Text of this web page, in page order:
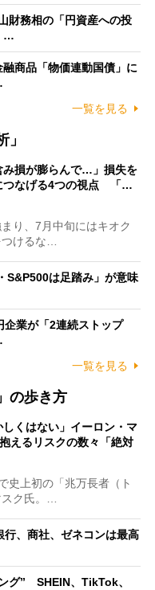
財務相の「円資産への投
…
商品「物価連動国債」に
一覧を見る
み損が膨らんで…」損失を
つなげる4つの視点 「…
り、7月中旬にはキオク
つけるな…
S&P500は足踏み」が意味
企業が「2連続ストップ
一覧を見る
の歩き方
しくはない」イーロン・マ
えるリスクの数々「絶対
史上初の「兆万長者（ト
スク氏。…
行、商社、ゼネコンは最高
グ” SHEIN、TikTok、